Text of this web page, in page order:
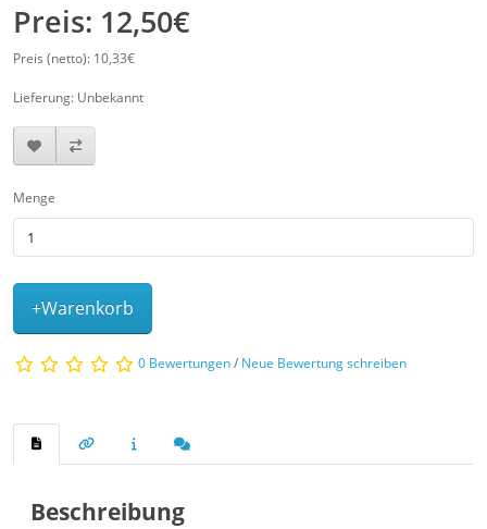
Preis: 12,50€
Preis (netto): 10,33€
Lieferung: Unbekannt
Menge
+Warenkorb
0 Bewertungen/ Neue Bewertung schreiben
Beschreibung